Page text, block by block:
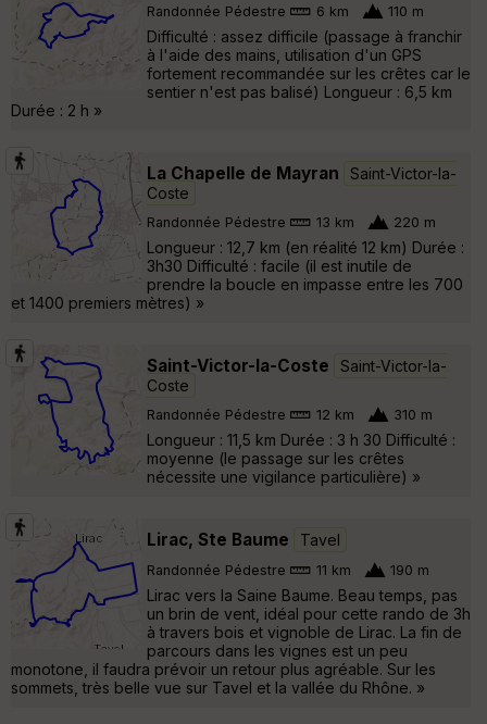
Randonnée Pédestre 6 km 110 m
Difficulté : assez difficile (passage à franchir
à l'aide des mains, utilisation d'un GPS
fortement recommandée sur les crêtes car le
sentier n'est pas balisé) Longueur : 6,5 km
Durée : 2 h »
La Chapelle de Mayran
Saint-Victor-la-
Coste
Randonnée Pédestre 13 km 220 m
Longueur : 12,7 km (en réalité 12 km) Durée :
3h30 Difficulté : facile (il est inutile de
prendre la boucle en impasse entre les 700
et 1400 premiers mètres) »
Saint-Victor-la-Coste
Saint-Victor-la-
Coste
Randonnée Pédestre 12 km 310 m
Longueur : 11,5 km Durée : 3 h 30 Difficulté :
moyenne (le passage sur les crêtes
nécessite une vigilance particulière) »
Lirac, Ste Baume Tavel
Randonnée Pédestre 11 km 190 m
Lirac vers la Saine Baume. Beau temps, pas
un brin de vent, idéal pour cette rando de 3h
à travers bois et vignoble de Lirac. La fin de
parcours dans les vignes est un peu
monotone, il faudra prévoir un retour plus agréable. Sur les
sommets, très belle vue sur Tavel et la vallée du Rhône. »